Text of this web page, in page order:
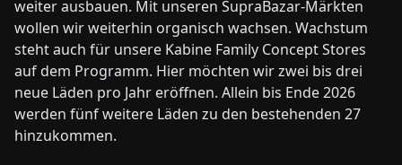
weiter ausbauen. Mit unseren SupraBazar-Märkten
wollen wir weiterhin organisch wachsen. Wachstum
steht auch für unsere Kabine Family Concept Stores
auf dem Programm. Hier möchten wir zwei bis drei
neue Läden pro Jahr eröffnen. Allein bis Ende 2026
werden fünf weitere Läden zu den bestehenden 27
hinzukommen.